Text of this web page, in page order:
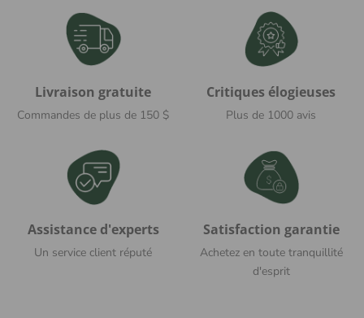
Livraison gratuite
Commandes de plus de 150 $
Critiques élogieuses
Plus de 1000 avis
Assistance d'experts
Un service client réputé
Satisfaction garantie
Achetez en toute tranquillité
d'esprit